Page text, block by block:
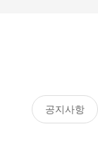
공지사항